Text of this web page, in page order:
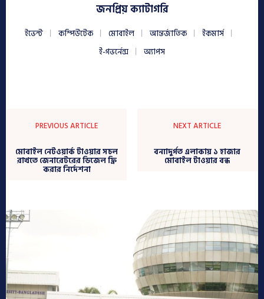
জনপ্রিয় ক্যাটাগরি
ইভেন্ট কম্পিউটেক মোবাইল আন্তর্জাতিক
ইকমার্স
ই-গভর্নেন্স
অ্যাপস
PREVIOUS ARTICLE
মোবাইল নেটওয়ার্ক টাওয়ার সচল
রাখতে জেনারেটরের ডিজেল ফ্রি
করার নির্দেশনা
NEXT ARTICLE
বন্যাদুর্গত এলাকায় ১ হাজার
মোবাইল টাওয়ার বন্ধ